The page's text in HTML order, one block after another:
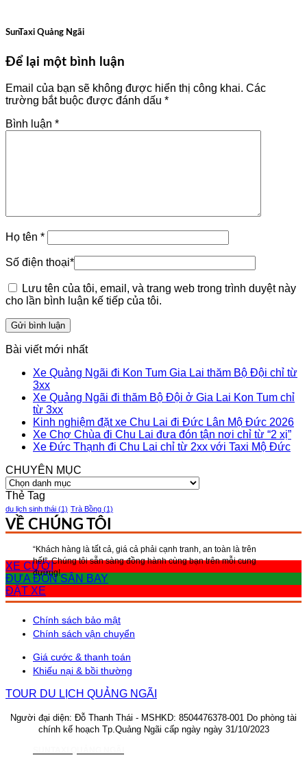
SunTaxi Quảng Ngãi
Để lại một bình luận
Email của bạn sẽ không được hiển thị công khai. Các
trường bắt buộc được đánh dấu *
Bình luận *
Họ tên *
Số điện thoại*
Lưu tên của tôi, email, và trang web trong trình duyệt này
cho lần bình luận kế tiếp của tôi.
Bài viết mới nhất
Xe Quảng Ngãi đi Kon Tum Gia Lai thăm Bộ Đội chỉ từ
3xx
Xe Quảng Ngãi đi thăm Bộ Đội ở Gia Lai Kon Tum chỉ
từ 3xx
Kinh nghiệm đặt xe Chu Lai đi Đức Lân Mộ Đức 2026
Xe Chợ Chùa đi Chu Lai đưa đón tận nơi chỉ từ “2 xị”
Xe Đức Thạnh đi Chu Lai chỉ từ 2xx với Taxi Mộ Đức
CHUYÊN MỤC
CHUYÊN
MỤC
Thẻ Tag
du lịch sinh thái (1) Trà Bồng (1)
VỀ CHÚNG TÔI
“Khách hàng là tất cả, giá cả phải cạnh tranh, an toàn là trên
hết”, Chúng tôi sẵn sàng đồng hành cùng bạn trên mỗi cung
đường!
XE CƯỚI
ĐƯA ĐÓN SÂN BAY
ĐẶT XE
Chính sách bảo mật
Chính sách vận chuyển
Giá cước & thanh toán
Khiếu nại & bồi thường
TOUR DU LỊCH QUẢNG NGÃI
Người đại diện: Đỗ Thanh Thái - MSHKD: 8504476378-001 Do phòng tài
chính kế hoạch Tp.Quảng Ngãi cấp ngày ngày 31/10/2023